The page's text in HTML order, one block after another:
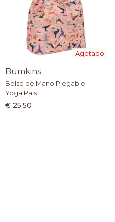
Agotado
Bumkins
Bolso de Mano Plegable -
Yoga Pals
€ 25,50